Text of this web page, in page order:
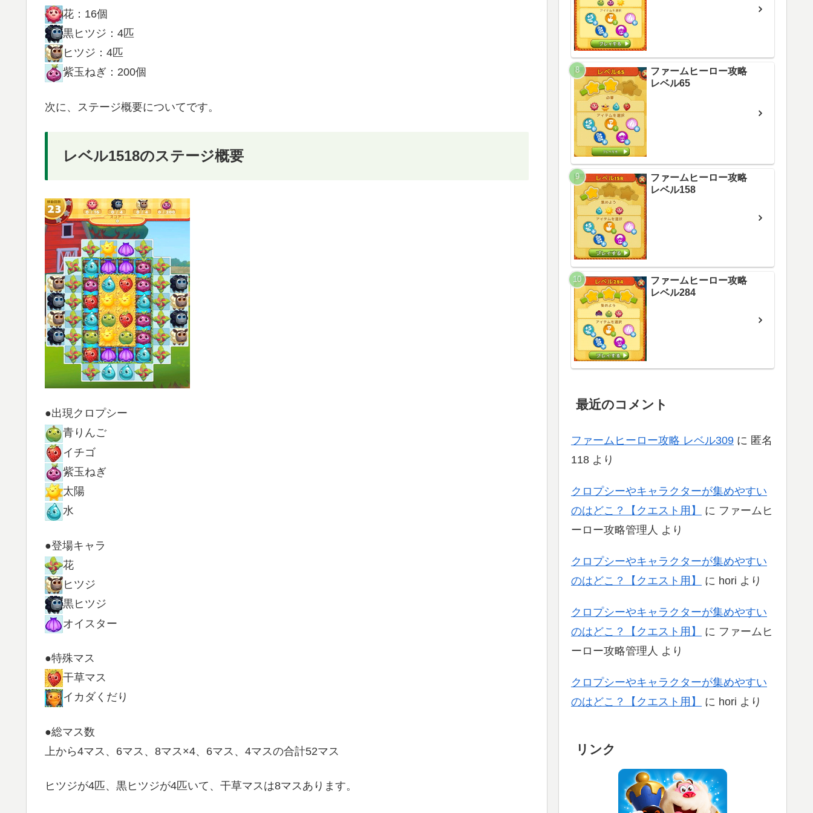
花：16個
黒ヒツジ：4匹
ヒツジ：4匹
紫玉ねぎ：200個
次に、ステージ概要についてです。
レベル1518のステージ概要
●出現クロプシー
青りんご
イチゴ
紫玉ねぎ
太陽
水
●登場キャラ
花
ヒツジ
黒ヒツジ
オイスター
●特殊マス
干草マス
イカダくだり
●総マス数
上から4マス、6マス、8マス×4、6マス、4マスの合計52マス
ヒツジが4匹、黒ヒツジが4匹いて、干草マスは8マスあります。
ファームヒーロー攻略
レベル65
ファームヒーロー攻略
レベル158
ファームヒーロー攻略
レベル284
最近のコメント
ファームヒーロー攻略 レベル309 に 匿名
118 より
クロプシーやキャラクターが集めやすい
のはどこ？【クエスト用】
に ファームヒ
ーロー攻略管理人 より
クロプシーやキャラクターが集めやすい
のはどこ？【クエスト用】
に hori より
クロプシーやキャラクターが集めやすい
のはどこ？【クエスト用】
に ファームヒ
ーロー攻略管理人 より
クロプシーやキャラクターが集めやすい
のはどこ？【クエスト用】
に hori より
リンク